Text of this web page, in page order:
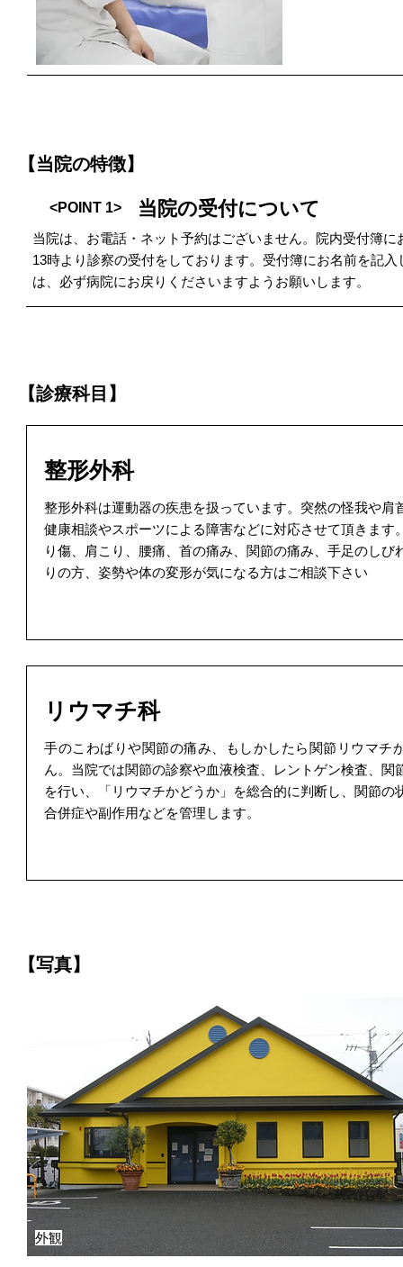
【当院の特徴】
<POINT 1> 当院の受付について
当院は、お電話・ネット予約はございません。​院内受付簿
13時より診察の受付をしております。受付簿にお名前を記
は、必ず病院にお戻りくださいますようお願いします。
【診療科目】
整形外科
整形外科は運動器の疾患を扱っています。突然の怪我や肩
健康相談やスポーツによる障害などに対応させて頂きます
り傷、肩こり、腰痛、首の痛み、関節の痛み、手足のしび
りの方、姿勢や体の変形が気になる方はご相談下さい
リウマチ科
手のこわばりや関節の痛み、もしかしたら関節リウマチ
ん。当院では関節の診察や血液検査、レントゲン検査、関
を行い、「リウマチかどうか」を総合的に判断し、関節の
合併症や副作用などを管理します。
【写真】
外観